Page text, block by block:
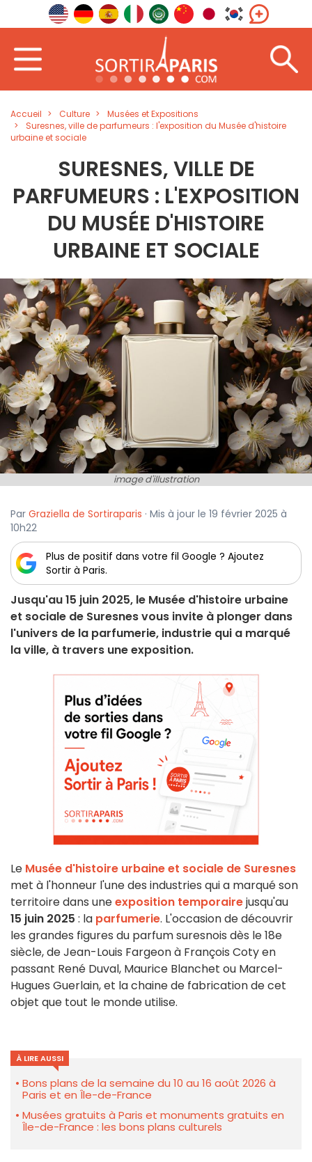
Accueil Culture
Musées et Expositions
Suresnes, ville de parfumeurs : l'exposition du Musée d'histoire
urbaine et sociale
SURESNES, VILLE DE
PARFUMEURS : L'EXPOSITION
DU MUSÉE D'HISTOIRE
URBAINE ET SOCIALE
image d'illustration
Par Graziella de Sortiraparis · Mis à jour le 19 février 2025 à
10h22
Plus de positif dans votre fil Google ? Ajoutez
Sortir à Paris.
Jusqu'au 15 juin 2025, le Musée d'histoire urbaine
et sociale de Suresnes vous invite à plonger dans
l'univers de la parfumerie, industrie qui a marqué
la ville, à travers une exposition.
Le Musée d'histoire urbaine et sociale de Suresnes
met à l'honneur l'une des industries qui a marqué son
territoire dans uneexposition temporairejusqu'au
15 juin 2025 : la parfumerie. L'occasion de découvrir
les grandes figures du parfum suresnois dès le 18e
siècle, de Jean-Louis Fargeon à François Coty en
passant René Duval, Maurice Blanchet ou Marcel-
Hugues Guerlain, et la chaine de fabrication de cet
objet que tout le monde utilise.
À LIRE AUSSI
Bons plans de la semaine du 10 au 16 août 2026 à
Paris et en Île-de-France
Musées gratuits à Paris et monuments gratuits en
Île-de-France : les bons plans culturels